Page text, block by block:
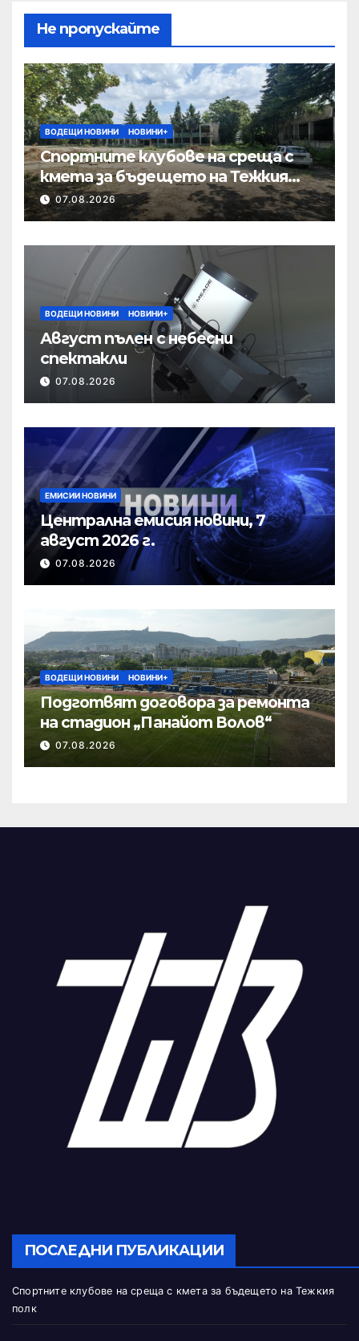
Не пропускайте
ВОДЕЩИ НОВИНИ НОВИНИ+
Спортните клубове на среща с
кмета за бъдещето на Тежкия
полк
07.08.2026
ВОДЕЩИ НОВИНИ НОВИНИ+
Август пълен с небесни
спектакли
07.08.2026
ЕМИСИИ НОВИНИ
Централна емисия новини, 7
август 2026 г.
07.08.2026
ВОДЕЩИ НОВИНИ НОВИНИ+
Подготвят договора за ремонта
на стадион „Панайот Волов“
07.08.2026
ПОСЛЕДНИ ПУБЛИКАЦИИ
Спортните клубове на среща с кмета за бъдещето на Тежкия
полк